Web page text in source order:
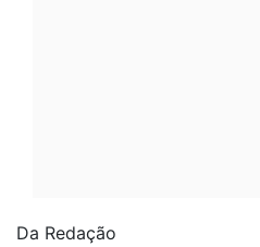
Da Redação